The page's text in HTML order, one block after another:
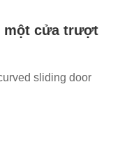
một cửa trượt
sliding door